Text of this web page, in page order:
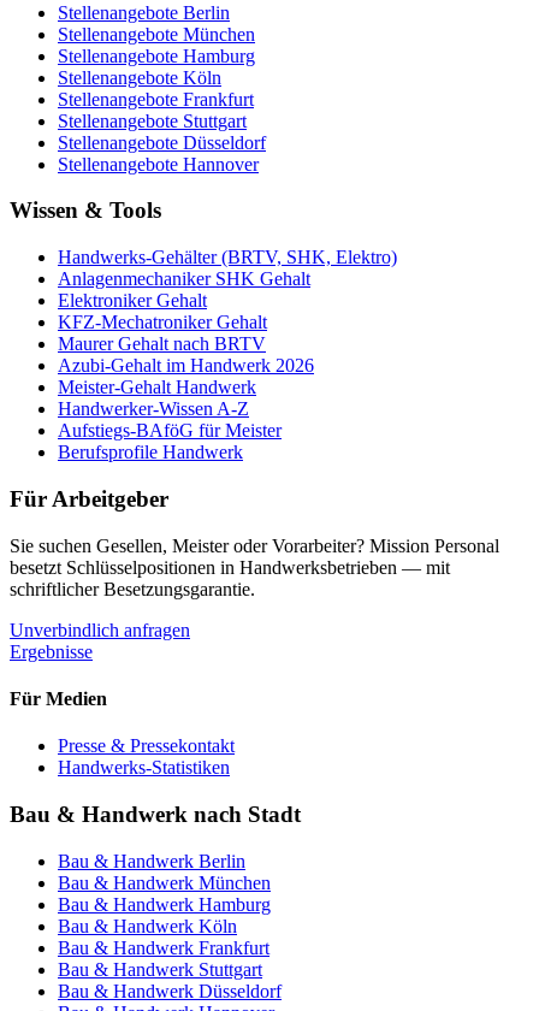
Stellenangebote Berlin
Stellenangebote München
Stellenangebote Hamburg
Stellenangebote Köln
Stellenangebote Frankfurt
Stellenangebote Stuttgart
Stellenangebote Düsseldorf
Stellenangebote Hannover
Wissen & Tools
Handwerks-Gehälter (BRTV, SHK, Elektro)
Anlagenmechaniker SHK Gehalt
Elektroniker Gehalt
KFZ-Mechatroniker Gehalt
Maurer Gehalt nach BRTV
Azubi-Gehalt im Handwerk 2026
Meister-Gehalt Handwerk
Handwerker-Wissen A-Z
Aufstiegs-BAföG für Meister
Berufsprofile Handwerk
Für Arbeitgeber
Sie suchen Gesellen, Meister oder Vorarbeiter? Mission Personal
besetzt Schlüsselpositionen in Handwerksbetrieben — mit
schriftlicher Besetzungsgarantie.
Unverbindlich anfragen
Ergebnisse
Für Medien
Presse & Pressekontakt
Handwerks-Statistiken
Bau & Handwerk nach Stadt
Bau & Handwerk Berlin
Bau & Handwerk München
Bau & Handwerk Hamburg
Bau & Handwerk Köln
Bau & Handwerk Frankfurt
Bau & Handwerk Stuttgart
Bau & Handwerk Düsseldorf